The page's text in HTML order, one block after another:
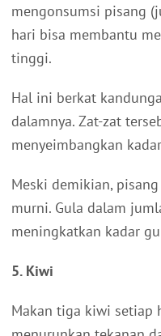
mengonsumsi pisang
hari bisa membantu
tinggi.
Hal ini berkat
dalamnya. Zat-zat
menyeimbangkan
Meski demikian,
murni. Gula dalam
meningkatkan kadar
5. Kiwi
Makan tiga kiwi setiap